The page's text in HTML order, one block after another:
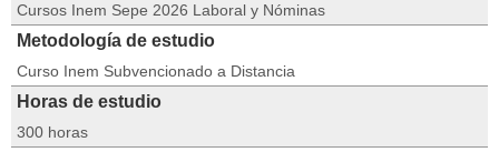
Cursos Inem Sepe 2026 Laboral y Nóminas
Metodología de estudio
Curso Inem Subvencionado a Distancia
Horas de estudio
300 horas